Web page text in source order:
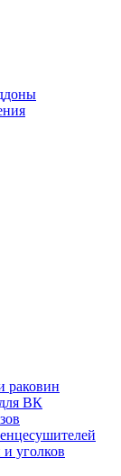
раковин
ВК
уголков